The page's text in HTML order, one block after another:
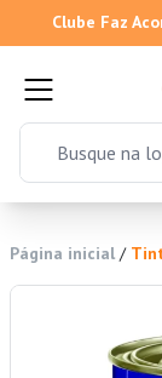
Clube Faz
Página inicial /